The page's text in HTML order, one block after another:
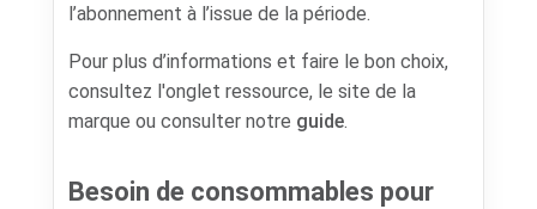
l’abonnement à l’issue de la période.
Pour plus d’informations et faire le bon choix,
consultez l'onglet ressource, le site de la
marque ou consulter notre guide.
Besoin de consommables pour